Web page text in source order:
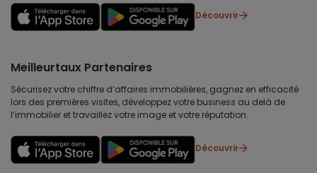
Découvrir
Meilleurtaux Partenaires
Sécurisez votre chiffre d’affaires immobilières, gagnez en efficacité
lors des premières visites, développez votre business au delà de
l’immobilier et travaillez votre image et votre réputation.
Découvrir